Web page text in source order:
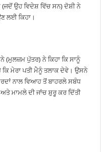
ਉਹ ਵਿਦੇਸ਼ ਵਿੱਚ ਸਨ) ਦੋਸ਼ੀ ਨੇ
ਲਈ ਕਿਹਾ।
(ਮੁਲਜ਼ਮ ਪੁੱਤਰ) ਨੇ ਕਿਹਾ ਕਿ ਸਾਨੂੰ
ਕਿ ਮੇਰਾ ਪਤੀ ਮੈਨੂੰ ਤਲਾਕ ਦੇਵੇ। ਉਸਨੇ
ਨਾਲ ਵਿਆਹ ਤੋਂ ਬਾਹਰਲੇ ਸਬੰਧ
ਮਾਮਲੇ ਦੀ ਜਾਂਚ ਸ਼ੁਰੂ ਕਰ ਦਿੱਤੀ